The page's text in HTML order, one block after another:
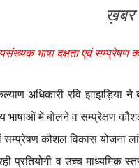
ख़बर
भाषा दक्षता एवं सम्प्रेषण
अधिकारी रवि झाझड़िया
भाषाओं में बोलने व सम्प्रेक्षण
सम्प्रेषण कौशल विकास योजना
प्रतियोगी व उच्च माध्यमिक